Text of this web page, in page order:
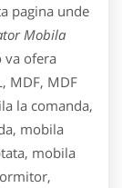
pagina unde
Mobila
va ofera
MDF, MDF
la comanda,
mobila
mobila